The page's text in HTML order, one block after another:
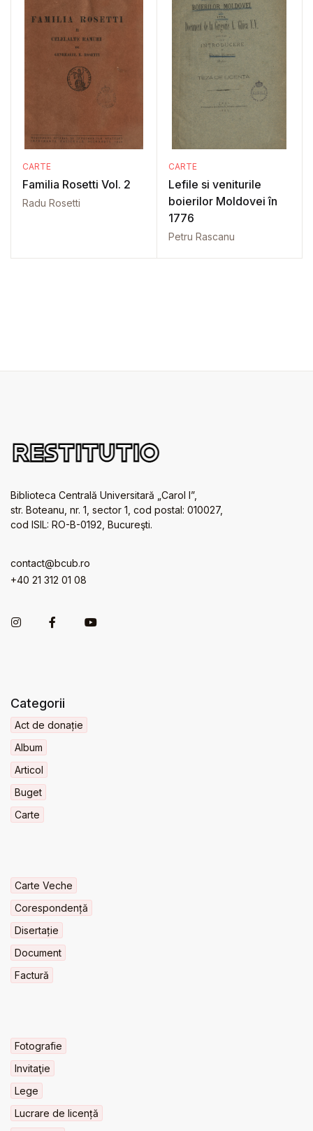
CARTE
Familia Rosetti Vol. 2
Radu Rosetti
CARTE
Lefile si veniturile
boierilor Moldovei în
1776
Petru Rascanu
Biblioteca Centrală Universitară „Carol I”,
str. Boteanu, nr. 1, sector 1, cod postal: 010027,
cod ISIL: RO-B-0192, Bucureşti.
contact@bcub.ro
+40 21 312 01 08
Categorii
Act de donație
Album
Articol
Buget
Carte
Carte Veche
Corespondență
Disertație
Document
Factură
Fotografie
Invitaţie
Lege
Lucrare de licență